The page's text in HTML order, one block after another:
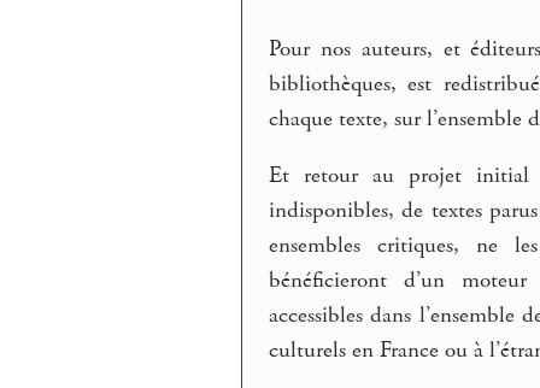
Pour nos auteurs, et
bibliothèques, est
chaque texte, sur l’ensemble
Et retour au projet initial
indisponibles, de textes
ensembles critiques, ne
bénéficieront d’un
accessibles dans
culturels en France ou à